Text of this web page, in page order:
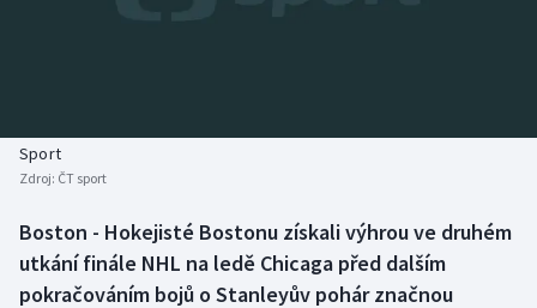
Biatlon
Box
Aplikace ČT sport
Sport
Zdroj: ČT sport
Boston - Hokejisté Bostonu získali výhrou ve druhém
utkání finále NHL na ledě Chicaga před dalším
pokračováním bojů o Stanleyův pohár značnou